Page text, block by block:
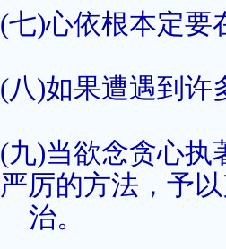
(七)心依根本定要
(八)如果遭遇到许
(九)当欲念贪心执
严厉的方法，予
治。